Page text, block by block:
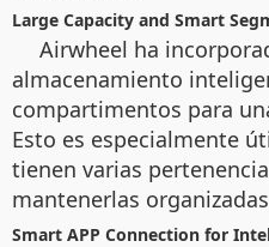
Large Capacity and Smart
Airwheel ha
almacenamiento
compartimentos para
Esto es especialmente
tienen varias
mantenerlas
Smart APP Connection for